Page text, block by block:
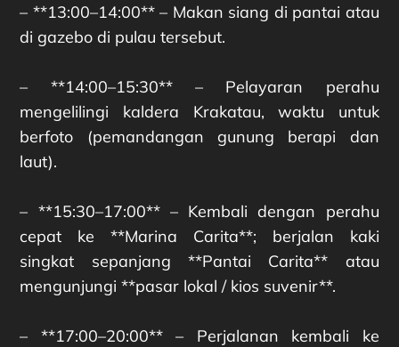
– **13:00–14:00** – Makan siang di pantai atau
di gazebo di pulau tersebut.
– **14:00–15:30** – Pelayaran perahu
mengelilingi kaldera Krakatau, waktu untuk
berfoto (pemandangan gunung berapi dan
laut).
– **15:30–17:00** – Kembali dengan perahu
cepat ke **Marina Carita**; berjalan kaki
singkat sepanjang **Pantai Carita** atau
mengunjungi **pasar lokal / kios suvenir**.
– **17:00–20:00** – Perjalanan kembali ke